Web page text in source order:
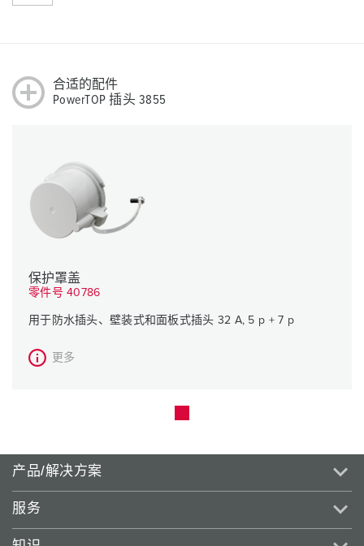
合适的配件
PowerTOP 插头 3855
保护罩盖
零件号 40786
用于防水插头、壁装式和面板式插头 32 A, 5 p + 7 p
更多
产品/解决方案
服务